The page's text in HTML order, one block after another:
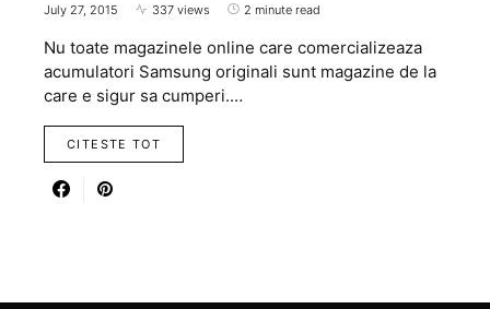
July 27, 2015 337 views 2 minute read
Nu toate magazinele online care comercializeaza
acumulatori Samsung originali sunt magazine de la
care e sigur sa cumperi.…
CITESTE TOT